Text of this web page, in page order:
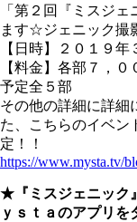
「第２回『ミスジ
ます☆ジェニック撮
【日時】２０１９
【料金】各部７，
予定全５部
その他の詳細に詳細
た、こちらのイベン
定！！
https://www.mysta.tv/
★『ミスジェニック
ｙｓｔａのアプリ